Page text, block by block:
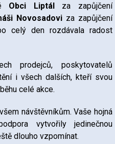
Obci Liptálza zapůjčení
Novosadovi za zapůjčení
celý den rozdávala radost
prodejců, poskytovatelů
i všech dalších, kteří svou
celé akce.
návštěvníkům. Vaše hojná
vytvořily jedinečnou
dlouho vzpomínat.